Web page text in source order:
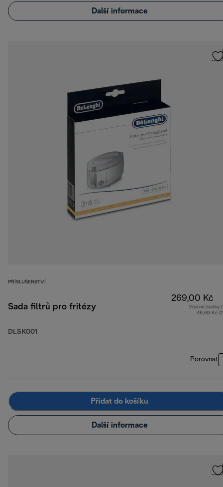
Další informace
PŘÍSLUŠENSTVÍ
Sada filtrů pro fritézy
DLSK001
269,00 Kč
Včetně částky
46,69 Kč
Porovnat
Přidat do košíku
Další informace